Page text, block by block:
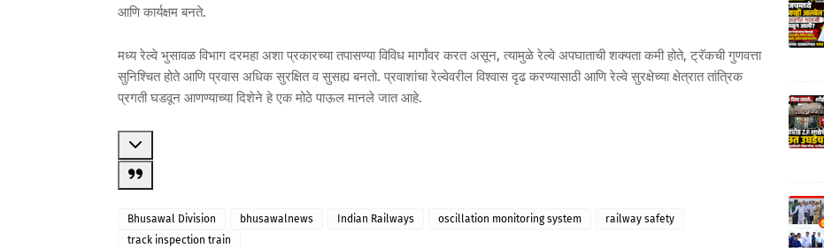
आणि कार्यक्षम बनते.
मध्य रेल्वे भुसावळ विभाग दरमहा अशा प्रकारच्या तपासण्या विविध मार्गांवर करत असून, त्यामुळे रेल्वे अपघाताची शक्यता कमी होते, ट्रॅकची गुणवत्ता
सुनिश्चित होते आणि प्रवास अधिक सुरक्षित व सुसह्य बनतो. प्रवाशांचा रेल्वेवरील विश्वास दृढ करण्यासाठी आणि रेल्वे सुरक्षेच्या क्षेत्रात तांत्रिक
प्रगती घडवून आणण्याच्या दिशेने हे एक मोठे पाऊल मानले जात आहे.
Bhusawal Division bhusawalnews Indian Railways oscillation monitoring system
railway safety
track inspection train